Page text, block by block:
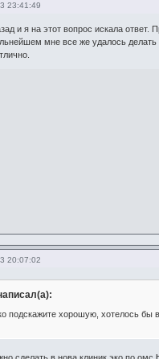
23:41:49
и я на этот вопрос искала
мне все же удалось
20:07:02
подскажите хорошую, хотелось бы